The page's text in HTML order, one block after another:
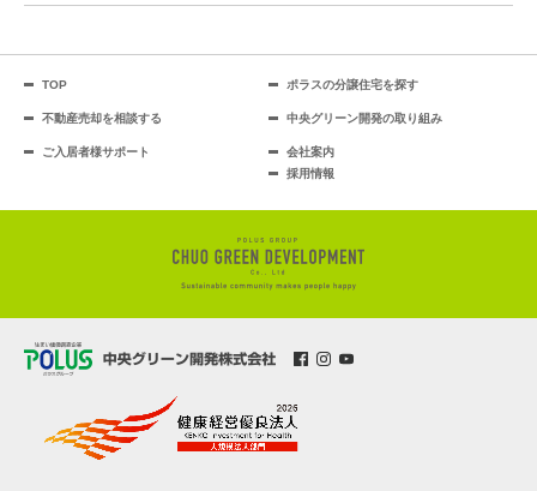
TOP ポラスの分譲住宅を探す
不動産売却を相談する 中央グリーン開発の取り組み
ご入居者様サポート
会社案内
採用情報